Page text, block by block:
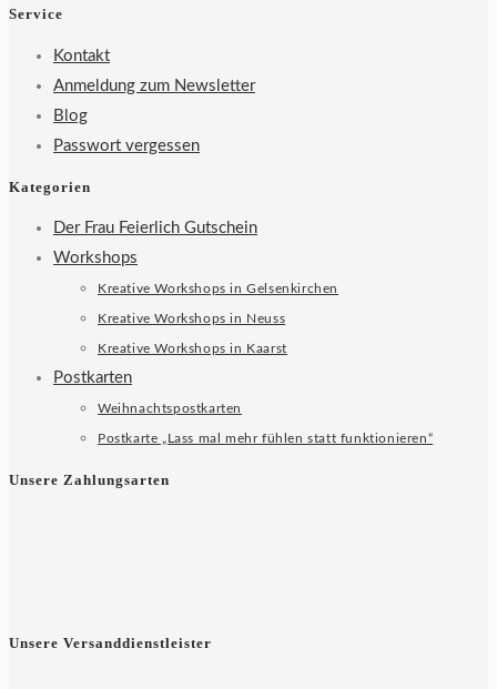
Service
Kontakt
Anmeldung zum Newsletter
Blog
Passwort vergessen
Kategorien
Der Frau Feierlich Gutschein
Workshops
Kreative Workshops in Gelsenkirchen
Kreative Workshops in Neuss
Kreative Workshops in Kaarst
Postkarten
Weihnachtspostkarten
Postkarte „Lass mal mehr fühlen statt funktionieren“
Unsere Zahlungsarten
Unsere Versanddienstleister